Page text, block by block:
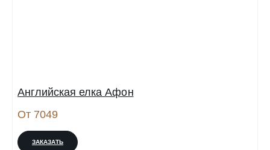
Английская елка Афон
От 7049
ЗАКАЗАТЬ